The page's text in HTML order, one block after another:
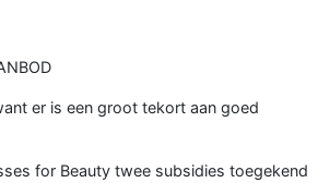
er is een groot tekort aan goed
for Beauty twee subsidies toegekend